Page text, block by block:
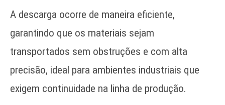
A descarga ocorre de maneira eficiente,
garantindo que os materiais sejam
transportados sem obstruções e com alta
precisão, ideal para ambientes industriais que
exigem continuidade na linha de produção.